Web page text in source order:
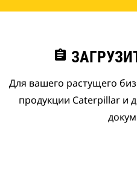
assignment
Для вашего растущего
продукции Caterpillar и